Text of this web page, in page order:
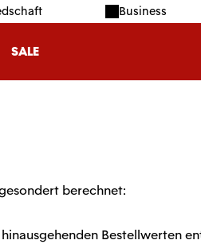
Business
SALE
berechnet:
Bestellwerten